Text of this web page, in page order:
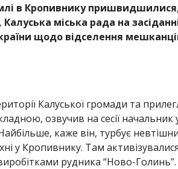
в Кропивнику
міська рада на
щодо відселення
Калуської громади та
озвучив на сесії
каже він, турбує
у Кропивнику. Там
рудника “Ново-Голинь”.